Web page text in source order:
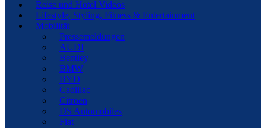
Reise und Hotel Videos
Lifestyle, Styling, Fitness & Entertainment
Mobilität
Pressemeldungen
AUDI
Bentley
BMW
BYD
Cadillac
Citroen
DS Automobiles
Fiat